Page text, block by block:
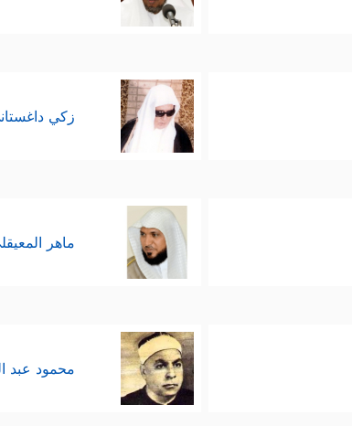
زكي
ماهر
محمود عبد